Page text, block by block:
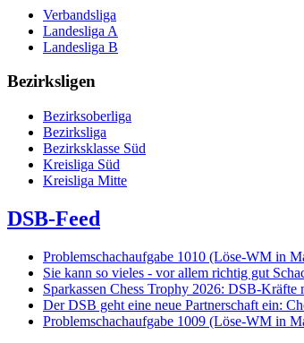
Verbandsliga
Landesliga A
Landesliga B
Bezirksligen
Bezirksoberliga
Bezirksliga
Bezirksklasse Süd
Kreisliga Süd
Kreisliga Mitte
DSB-Feed
Problemschachaufgabe 1010 (Löse-WM in
Sie kann so vieles - vor allem richtig gut
Sparkassen Chess Trophy 2026: DSB-
Der DSB geht eine neue Partnerschaft ein:
Problemschachaufgabe 1009 (Löse-WM in